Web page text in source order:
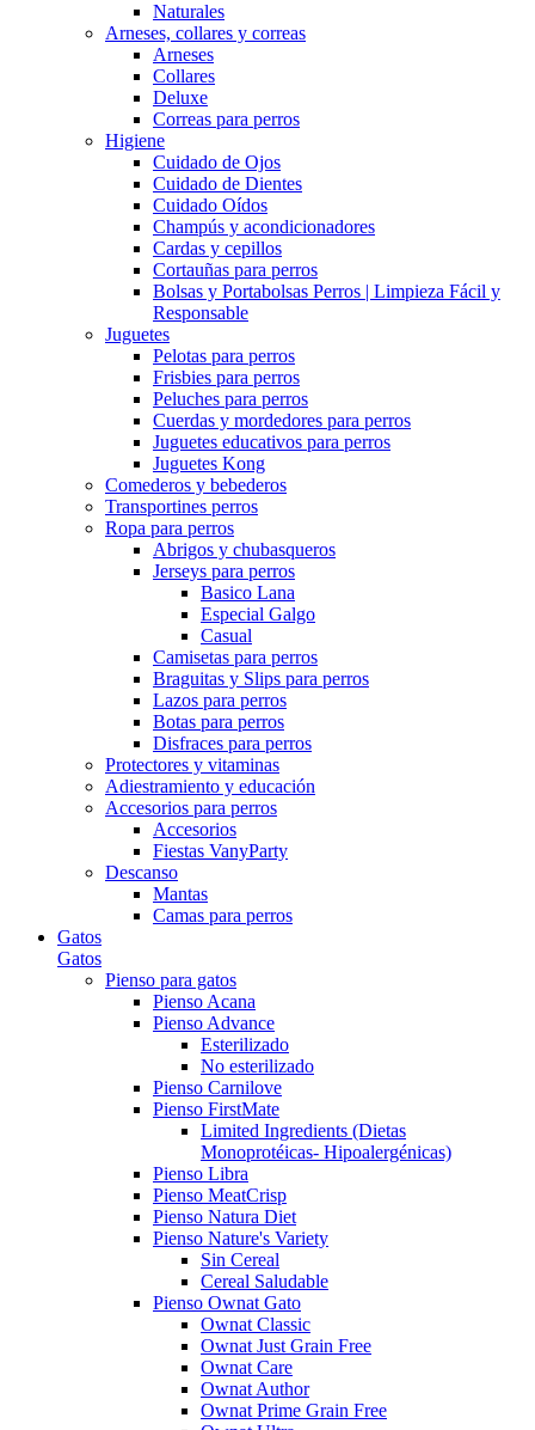
Naturales
Arneses, collares y correas
Arneses
Collares
Deluxe
Correas para perros
Higiene
Cuidado de Ojos
Cuidado de Dientes
Cuidado Oídos
Champús y acondicionadores
Cardas y cepillos
Cortauñas para perros
Bolsas y Portabolsas Perros | Limpieza Fácil y
Responsable
Juguetes
Pelotas para perros
Frisbies para perros
Peluches para perros
Cuerdas y mordedores para perros
Juguetes educativos para perros
Juguetes Kong
Comederos y bebederos
Transportines perros
Ropa para perros
Abrigos y chubasqueros
Jerseys para perros
Basico Lana
Especial Galgo
Casual
Camisetas para perros
Braguitas y Slips para perros
Lazos para perros
Botas para perros
Disfraces para perros
Protectores y vitaminas
Adiestramiento y educación
Accesorios para perros
Accesorios
Fiestas VanyParty
Descanso
Mantas
Camas para perros
Gatos
Gatos
Pienso para gatos
Pienso Acana
Pienso Advance
Esterilizado
No esterilizado
Pienso Carnilove
Pienso FirstMate
Limited Ingredients (Dietas
Monoprotéicas- Hipoalergénicas)
Pienso Libra
Pienso MeatCrisp
Pienso Natura Diet
Pienso Nature's Variety
Sin Cereal
Cereal Saludable
Pienso Ownat Gato
Ownat Classic
Ownat Just Grain Free
Ownat Care
Ownat Author
Ownat Prime Grain Free